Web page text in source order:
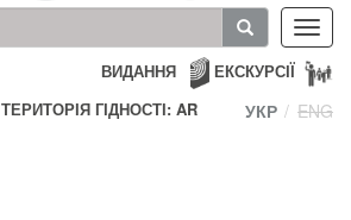
ЕКСКУРСІЇ
ВИДАННЯ
ТЕРИТОРІЯ ГІДНОСТІ: AR
УКР ENG